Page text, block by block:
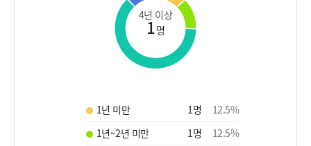
4년 이상
1명
1년 미만 1명 12.5%
1년~2년 미만
1명 12.5%